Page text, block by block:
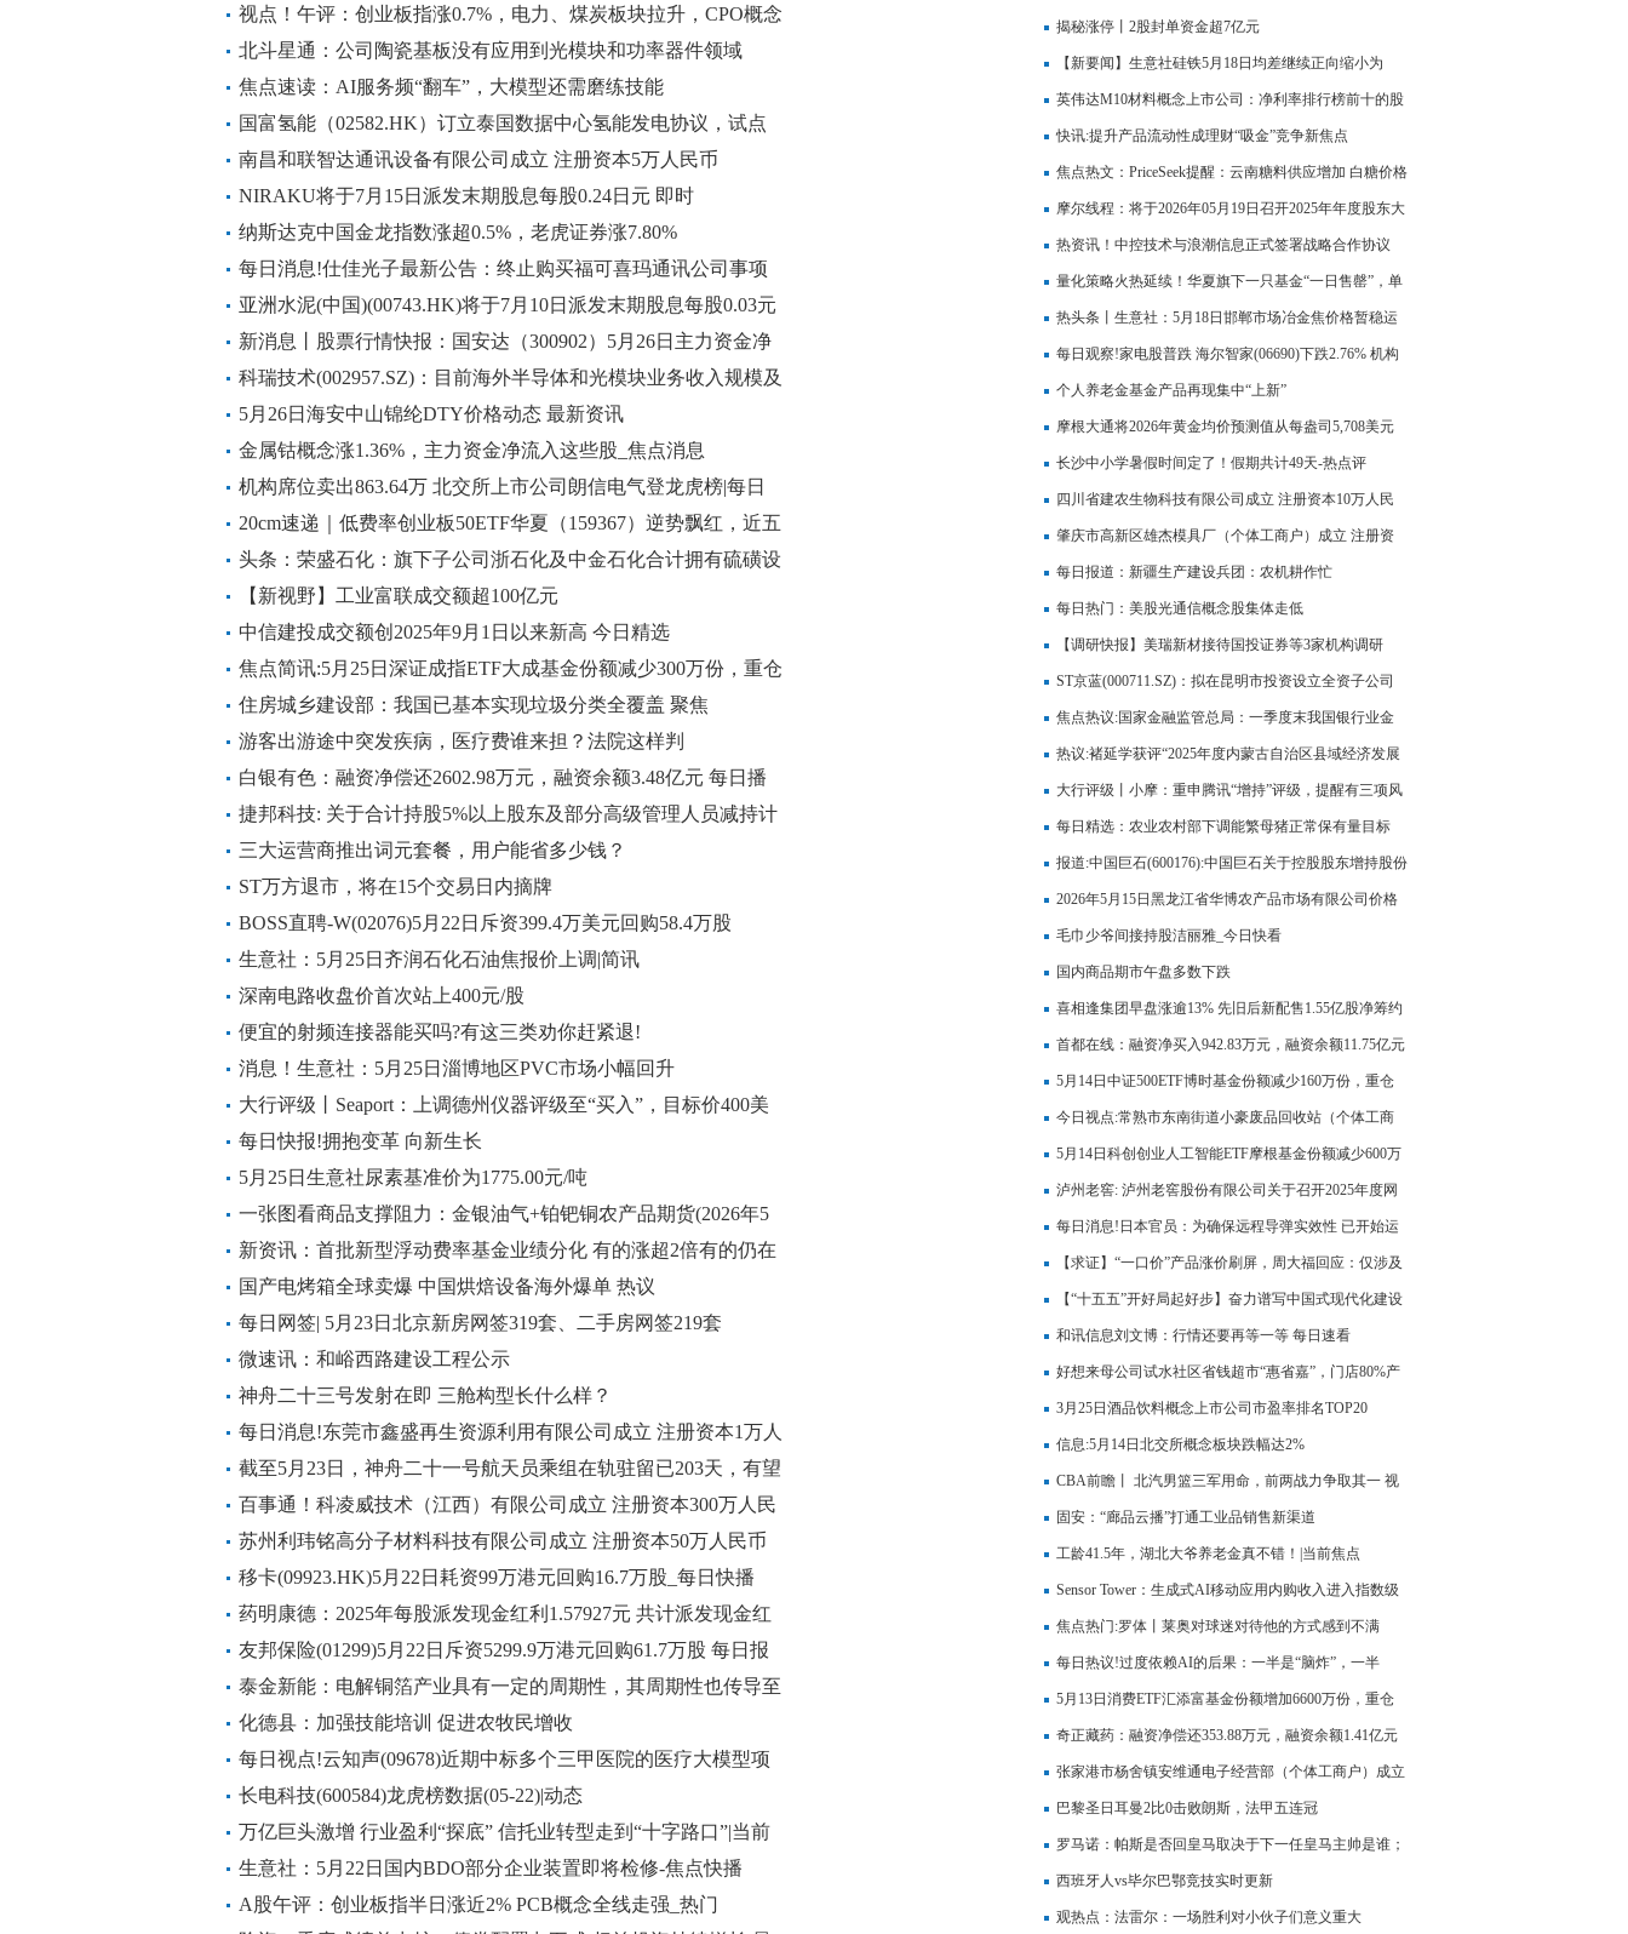
视点！午评：创业板指涨0.7%，电力、煤炭板块拉升，CPO概念
等活跃
北斗星通：公司陶瓷基板没有应用到光模块和功率器件领域
焦点速读：AI服务频“翻车”，大模型还需磨练技能
国富氢能（02582.HK）订立泰国数据中心氢能发电协议，试点
容量3.00MW
南昌和联智达通讯设备有限公司成立 注册资本5万人民币
NIRAKU将于7月15日派发末期股息每股0.24日元 即时
纳斯达克中国金龙指数涨超0.5%，老虎证券涨7.80%
每日消息!仕佳光子最新公告：终止购买福可喜玛通讯公司事项
亚洲水泥(中国)(00743.HK)将于7月10日派发末期股息每股0.03元
新消息丨股票行情快报：国安达（300902）5月26日主力资金净
卖出384.57万元
科瑞技术(002957.SZ)：目前海外半导体和光模块业务收入规模及
营收占比较小 焦点短讯
5月26日海安中山锦纶DTY价格动态 最新资讯
金属钴概念涨1.36%，主力资金净流入这些股_焦点消息
机构席位卖出863.64万 北交所上市公司朗信电气登龙虎榜|每日
热议
20cm速递｜低费率创业板50ETF华夏（159367）逆势飘红，近五
个交易日净流入401万元
头条：荣盛石化：旗下子公司浙石化及中金石化合计拥有硫磺设
计产能约121万吨/年
【新视野】工业富联成交额超100亿元
中信建投成交额创2025年9月1日以来新高 今日精选
焦点简讯:5月25日深证成指ETF大成基金份额减少300万份，重仓
股宁德时代、中际旭创、新易盛
住房城乡建设部：我国已基本实现垃圾分类全覆盖 聚焦
游客出游途中突发疾病，医疗费谁来担？法院这样判
白银有色：融资净偿还2602.98万元，融资余额3.48亿元 每日播
报
捷邦科技: 关于合计持股5%以上股东及部分高级管理人员减持计
划期限届满暨实施结果的公告
三大运营商推出词元套餐，用户能省多少钱？
ST万方退市，将在15个交易日内摘牌
BOSS直聘-W(02076)5月22日斥资399.4万美元回购58.4万股
生意社：5月25日齐润石化石油焦报价上调|简讯
深南电路收盘价首次站上400元/股
便宜的射频连接器能买吗?有这三类劝你赶紧退!
消息！生意社：5月25日淄博地区PVC市场小幅回升
大行评级丨Seaport：上调德州仪器评级至“买入”，目标价400美
元|焦点报道
每日快报!拥抱变革 向新生长
5月25日生意社尿素基准价为1775.00元/吨
一张图看商品支撑阻力：金银油气+铂钯铜农产品期货(2026年5
月25日) 今日快讯
新资讯：首批新型浮动费率基金业绩分化 有的涨超2倍有的仍在
亏损
国产电烤箱全球卖爆 中国烘焙设备海外爆单 热议
每日网签| 5月23日北京新房网签319套、二手房网签219套
微速讯：和峪西路建设工程公示
神舟二十三号发射在即 三舱构型长什么样？
每日消息!东莞市鑫盛再生资源利用有限公司成立 注册资本1万人
民币
截至5月23日，神舟二十一号航天员乘组在轨驻留已203天，有望
刷新中国航天员乘组在轨驻留最长纪录
百事通！科凌威技术（江西）有限公司成立 注册资本300万人民
币
苏州利玮铭高分子材料科技有限公司成立 注册资本50万人民币
当前热议
移卡(09923.HK)5月22日耗资99万港元回购16.7万股_每日快播
药明康德：2025年每股派发现金红利1.57927元 共计派发现金红
利约47.12亿元_每日速讯
友邦保险(01299)5月22日斥资5299.9万港元回购61.7万股 每日报
道
泰金新能：电解铜箔产业具有一定的周期性，其周期性也传导至
电解铜箔装备行业
化德县：加强技能培训 促进农牧民增收
每日视点!云知声(09678)近期中标多个三甲医院的医疗大模型项
目
长电科技(600584)龙虎榜数据(05-22)|动态
万亿巨头激增 行业盈利“探底” 信托业转型走到“十字路口”|当前
热门
生意社：5月22日国内BDO部分企业装置即将检修-焦点快播
A股午评：创业板指半日涨近2% PCB概念全线走强_热门
民币-今日报
揭秘涨停丨2股封单资金超7亿元
【新要闻】生意社硅铁5月18日均差继续正向缩小为
7.42元/吨
英伟达M10材料概念上市公司：净利率排行榜前十的股
票一览（第一季度）_焦点日报
快讯:提升产品流动性成理财“吸金”竞争新焦点
焦点热文：PriceSeek提醒：云南糖料供应增加 白糖价格
承压
摩尔线程：将于2026年05月19日召开2025年年度股东大
会
热资讯！中控技术与浪潮信息正式签署战略合作协议
量化策略火热延续！华夏旗下一只基金“一日售罄”，单
日吸金超150亿元
热头条丨生意社：5月18日邯郸市场冶金焦价格暂稳运
行
每日观察!家电股普跌 海尔智家(06690)下跌2.76% 机构
指主要家电品类4月线上销售持续承压
个人养老金基金产品再现集中“上新”
摩根大通将2026年黄金均价预测值从每盎司5,708美元
下调至5,243美元 今亮点
长沙中小学暑假时间定了！假期共计49天-热点评
四川省建农生物科技有限公司成立 注册资本10万人民
币|每日关注
肇庆市高新区雄杰模具厂（个体工商户）成立 注册资
本6万人民币
每日报道：新疆生产建设兵团：农机耕作忙
每日热门：美股光通信概念股集体走低
【调研快报】美瑞新材接待国投证券等3家机构调研
ST京蓝(000711.SZ)：拟在昆明市投资设立全资子公司
焦点热议:国家金融监管总局：一季度末我国银行业金
融机构本外币资产总额494.7万亿元 同比增长8%
热议:褚延学获评“2025年度内蒙古自治区县域经济发展
先进个人”
大行评级丨小摩：重申腾讯“增持”评级，提醒有三项风
险值得留意 观察
每日精选：农业农村部下调能繁母猪正常保有量目标
报道:中国巨石(600176):中国巨石关于控股股东增持股份
结果
2026年5月15日黑龙江省华博农产品市场有限公司价格
行情
毛巾少爷间接持股洁丽雅_今日快看
国内商品期市午盘多数下跌
喜相逢集团早盘涨逾13% 先旧后新配售1.55亿股净筹约
1.26亿港元
首都在线：融资净买入942.83万元，融资余额11.75亿元
5月14日中证500ETF博时基金份额减少160万份，重仓
股亨通光电、赤峰黄金、佰维存储 速递
今日视点:常熟市东南街道小豪废品回收站（个体工商
户）成立 注册资本1万人民币
5月14日科创创业人工智能ETF摩根基金份额减少600万
份，重仓股新易盛、澜起科技、中际旭创 每日短讯
泸州老窖: 泸州老窖股份有限公司关于召开2025年度网
上业绩说明会的公告|焦点快播
每日消息!日本官员：为确保远程导弹实效性 已开始运
行“卫星星座”
【求证】“一口价”产品涨价刷屏，周大福回应：仅涉及
极小部分产品 今日热议
【“十五五”开好局起好步】奋力谱写中国式现代化建设
四川新篇章 接续奋斗 开创云南发展新局​面
和讯信息刘文博：行情还要再等一等 每日速看
好想来母公司试水社区省钱超市“惠省嘉”，门店80%产
品为自有品牌-最新资讯
3月25日酒品饮料概念上市公司市盈率排名TOP20
信息:5月14日北交所概念板块跌幅达2%
CBA前瞻丨 北汽男篮三军用命，前两战力争取其一 视
点
固安：“廊品云播”打通工业品销售新渠道
工龄41.5年，湖北大爷养老金真不错！|当前焦点
Sensor Tower：生成式AI移动应用内购收入进入指数级
爆发通道 新消息
焦点热门:罗体丨莱奥对球迷对待他的方式感到不满
每日热议!过度依赖AI的后果：一半是“脑炸”，一半
是“工作泔水”
5月13日消费ETF汇添富基金份额增加6600万份，重仓
股贵州茅台、伊利股份、五粮液-当前信息
奇正藏药：融资净偿还353.88万元，融资余额1.41亿元
张家港市杨舍镇安维通电子经营部（个体工商户）成立
注册资本5万人民币 看热讯
巴黎圣日耳曼2比0击败朗斯，法甲五连冠
罗马诺：帕斯是否回皇马取决于下一任皇马主帅是谁；
5月底才会明确
西班牙人vs毕尔巴鄂竞技实时更新
观热点：法雷尔：一场胜利对小伙子们意义重大